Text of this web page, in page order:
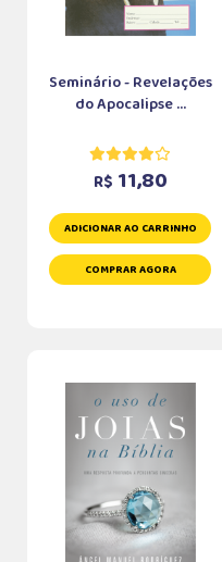
Seminário - Revelações
do Apocalipse ...
R$ 11,80
ADICIONAR AO CARRINHO
COMPRAR AGORA